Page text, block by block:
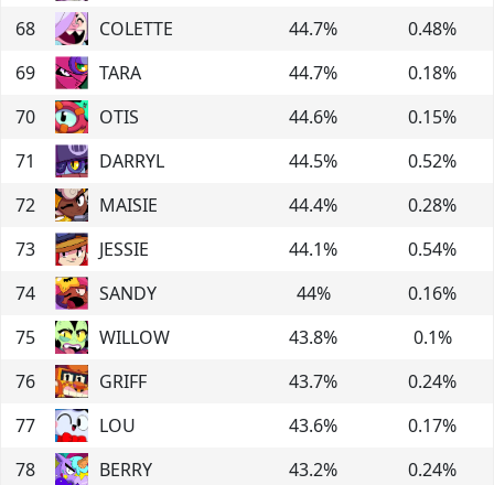
68
COLETTE 44.7% 0.48%
69
TARA 44.7% 0.18%
70
OTIS 44.6% 0.15%
71
DARRYL 44.5% 0.52%
72
MAISIE 44.4% 0.28%
73
JESSIE 44.1% 0.54%
74
SANDY 44% 0.16%
75
WILLOW 43.8% 0.1%
76
GRIFF 43.7% 0.24%
77
LOU 43.6% 0.17%
78
BERRY 43.2% 0.24%